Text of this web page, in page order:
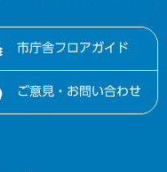
市庁舎フロアガイド
ご意見・お問い合わせ